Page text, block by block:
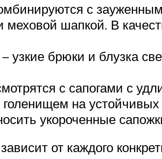
с
шапкой. В
брюки и блузка
с сапогами с
голенищем на
укороченные
от каждого